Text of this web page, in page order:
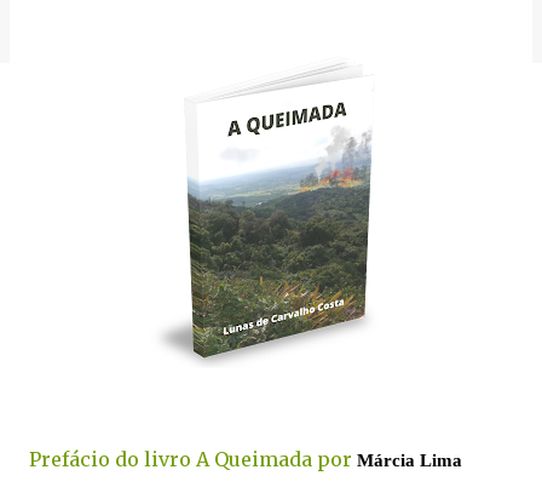
Prefácio do livro A Queimada por Márcia Lima